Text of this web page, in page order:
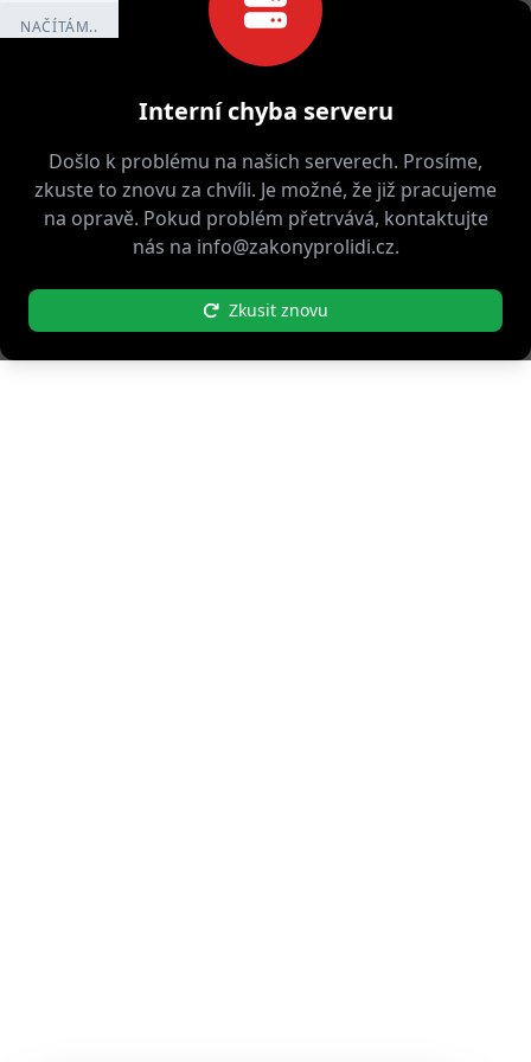
Interní chyba serveru
Došlo k problému na našich serverech. Prosíme,
zkuste to znovu za chvíli. Je možné, že již pracujeme
na opravě. Pokud problém přetrvává, kontaktujte
nás na info@zakonyprolidi.cz.
Zkusit znovu
NAČÍTÁM..